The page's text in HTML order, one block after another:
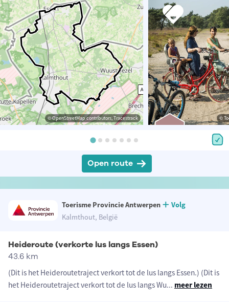
© OpenStreetMap contributors, Tracestrack ©
Open route
Toerisme Provincie Antwerpen
Volg
Kalmthout, België
Heideroute (verkorte lus langs Essen)
43.6 km
(Dit is het Heideroutetraject verkort tot de lus langs Essen.) (Dit is
het Heideroutetraject verkort tot de lus langs Wu... meer lezen